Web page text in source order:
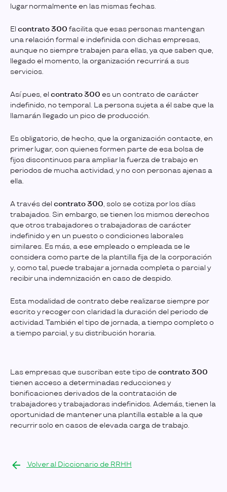
lugar normalmente en las mismas fechas.
El contrato 300 facilita que esas personas mantengan
una relación formal e indefinida con dichas empresas,
aunque no siempre trabajen para ellas, ya que saben que,
llegado el momento, la organización recurrirá a sus
servicios.
Así pues, el contrato 300 es un contrato de carácter
indefinido, no temporal. La persona sujeta a él sabe que la
llamarán llegado un pico de producción.
Es obligatorio, de hecho, que la organización contacte, en
primer lugar, con quienes formen parte de esa bolsa de
fijos discontinuos para ampliar la fuerza de trabajo en
periodos de mucha actividad, y no con personas ajenas a
ella.
A través del contrato 300, solo se cotiza por los días
trabajados. Sin embargo, se tienen los mismos derechos
que otros trabajadores o trabajadoras de carácter
indefinido y en un puesto o condiciones laborales
similares. Es más, a ese empleado o empleada se le
considera como parte de la plantilla fija de la corporación
y, como tal, puede trabajar a jornada completa o parcial y
recibir una indemnización en caso de despido.
Esta modalidad de contrato debe realizarse siempre por
escrito y recoger con claridad la duración del periodo de
actividad. También el tipo de jornada, a tiempo completo o
a tiempo parcial, y su distribución horaria.
Las empresas que suscriban este tipo decontrato 300
tienen acceso a determinadas reducciones y
bonificaciones derivados de la contratación de
trabajadores y trabajadoras indefinidos. Además, tienen la
oportunidad de mantener una plantilla estable a la que
recurrir solo en casos de elevada carga de trabajo.
Volver al Diccionario de RRHH